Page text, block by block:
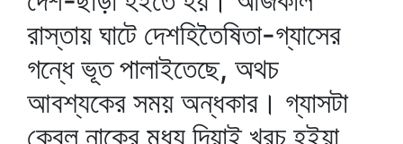
রাস্তায় ঘাটে দেশহিতৈষিতা-গ্যাসের
গন্ধে ভূত পালাইতেছে, অথচ
আবশ্যকের সময় অন্ধকার। গ্যাসটা
কেবল নাকের মধ্য দিয়াই খরচ হইয়া